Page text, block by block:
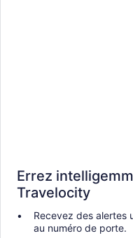
Errez
Travelocity
Recevez des alertes
au numéro de porte.